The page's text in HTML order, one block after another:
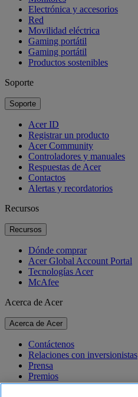
Electrónica y accesorios
Red
Movilidad eléctrica
Gaming portátil
Gaming portátil
Productos sostenibles
Soporte
Soporte
Acer ID
Registrar un producto
Acer Community
Controladores y manuales
Respuestas de Acer
Contactos
Alertas y recordatorios
Recursos
Recursos
Dónde comprar
Acer Global Account Portal
Tecnologías Acer
McAfee
Acerca de Acer
Acerca de Acer
Contáctenos
Relaciones con inversionistas
Prensa
Premios
Eventos